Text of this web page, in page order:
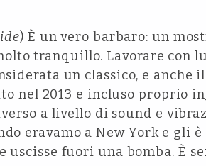
) È un vero barbaro: un
tranquillo. Lavorare con
un classico, e anche
nel 2013 e incluso proprio
a livello di sound e
eravamo a New York e gli
uscisse fuori una bomba. È